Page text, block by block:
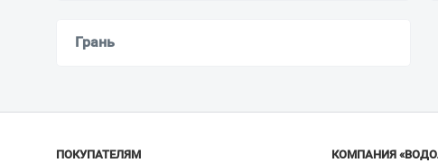
Грань
ПОКУПАТЕЛЯМ КОМПАНИЯ